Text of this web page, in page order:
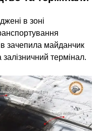
в зоні
зачепила майданчик
термінал.